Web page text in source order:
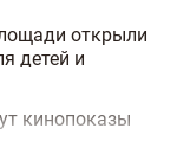
открыли
детей и
кинопоказы